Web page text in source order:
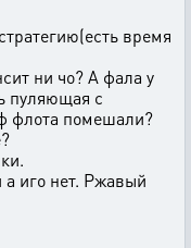
время
ни чо? А фала у
пуляющая с
флота помешали?
а иго нет. Ржавый